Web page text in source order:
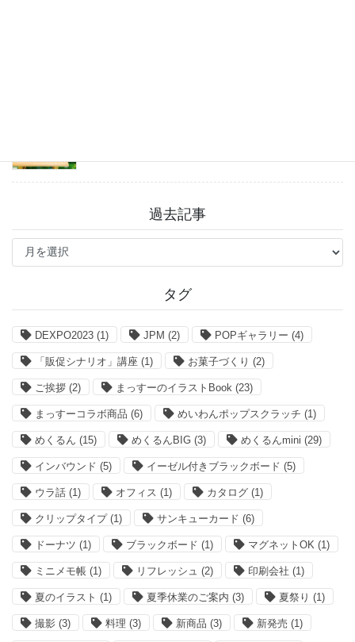
過去記事
過
記
タグ
DEXPO2023 (1) JPM (2) POPギャラリー (4)
「販促シナリオ」講座 (1) お菓子づくり (2)
ご挨拶 (2) まっすーのイラストBook (23)
まっすーコラボ商品 (6) めいわんポップスクラッチ (1)
めくるん (15) めくるんBIG (3) めくるんmini (29)
インバウンド (5) イーゼル付きブラックボード (5)
ウラ話 (1) オフィス (1) カタログ (1)
クリップタイプ(1) サンキューカード (6)
ドーナツ (1) ブラックボード (1) マグネットOK (1)
ミニメモ帳 (1) リフレッシュ (2) 印刷会社 (1)
夏のイラスト (1) 夏季休業のご案内 (3) 夏祭り (1)
撮影 (3) 料理 (3) 新商品 (3) 新発売 (1)